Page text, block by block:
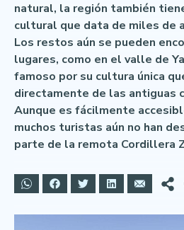
natural, la región también
cultural que data de miles de
Los restos aún se pueden
lugares, como en el valle de
famoso por su cultura única
directamente de las antiguas
Aunque es fácilmente
muchos turistas aún no han
parte de la remota Cordillera